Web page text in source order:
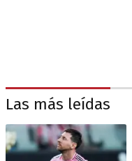
Las más leídas